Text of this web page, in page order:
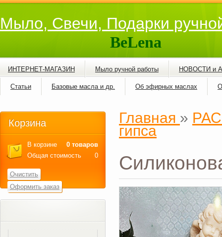
Мыло, Свечи, Подарки
BeLena
ИНТЕРНЕТ-МАГАЗИН Мыло ручной работы НОВОСТИ и
Статьи Базовые масла и др. Об эфирных маслах
Главная »
гипса
Корзина
В корзине
0 товаров
Общая стоимость
0
Очистить
Оформить заказ